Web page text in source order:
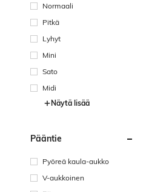
Normaali
Pitkä
Lyhyt
Mini
Sato
Midi
Näytä lisää
Pääntie
Pyöreä kaula-aukko
V-aukkoinen